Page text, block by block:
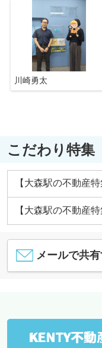
川崎勇太
こだわり特集
【大森駅の不動産
【大森駅の不動産
メールで共
KENTY不